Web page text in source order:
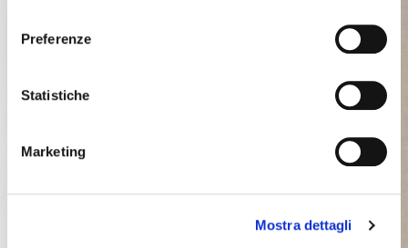
Preferenze
Statistiche
Marketing
Mostra dettagli